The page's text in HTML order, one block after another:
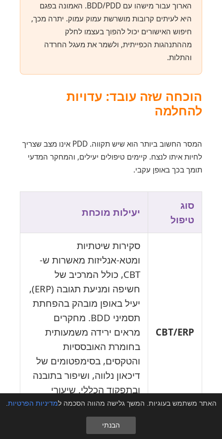
הארוך עבור מישהו עם BDD/PDD. האמונה בפגם
היא לעיתים קרובות מושרשת עמוק עמוק. יתרה מכך,
חיפוש האישורים יכול להפוך בעצמו לחלק
מההתנהגות הכפייתית, ולשמר את מעגל החרדה
והתלות.
הוכחה שזה עובד: עדויות
להחלמה
המסר החשוב ביותר הוא שיש תקווה. PDD אינו מצב שצריך
לחיות איתו לנצח. קיימים טיפולים יעילים, והמחקר המדעי
תומך בכך באופן עקבי.
סוג
טיפול
יעילות מוכחת
CBT/ERP
סקירות שיטתיות
ומטא-אנליזות מאשרות ש-
CBT, כולל המרכיב של
חשיפה ומניעת תגובה (ERP),
יעיל באופן מובהק בהפחתת
תסמיני BDD. מחקרים
מראים ירידה משמעותית
בחומרת האובססיות
והטקסים, בסימפטומים של
דיכאון נלווה, ושיפור בתובנה
ובתפקוד הכללי. שיעורי
התגובה לטיפול הם מעודדים
(סביב 50%).
האתר משתמש בעוגיות. המשך גלישה מהווה הסכמה למדיניות הפרטיות
הבנתי